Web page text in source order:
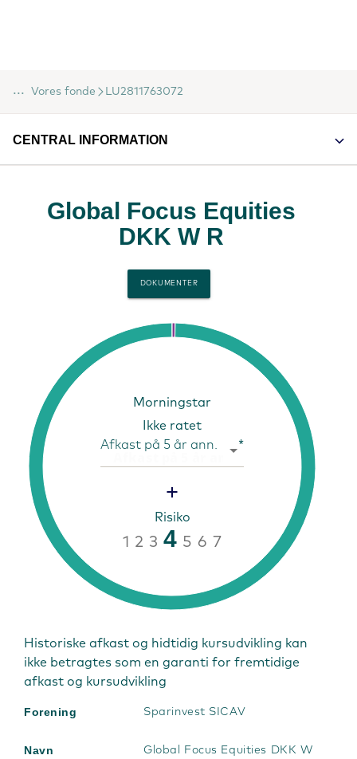
... Vores fonde LU2811763072
CENTRAL INFORMATION
Global Focus Equities
DKK W R
DOKUMENTER
Morningstar
Ikke ratet
Afkast på 5 år ann.
*
+
Risiko
1 2 3 4 5 6 7
Historiske afkast og hidtidig kursudvikling kan
ikke betragtes som en garanti for fremtidige
afkast og kursudvikling
Forening Sparinvest SICAV
Navn
Global Focus Equities DKK W